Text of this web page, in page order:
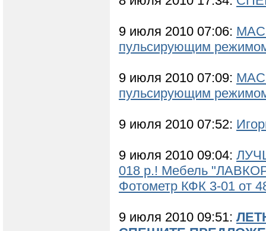
9 июля 2010 07:06:
пульсирующим
9 июля 2010 07:09:
пульсирующим
9 июля 2010 07:52:
9 июля 2010 09:04:
018 р.! Мебель
Фотометр КФК 3-01 от
9 июля 2010 09:51: